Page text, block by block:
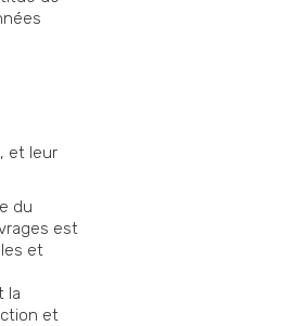
et leur
du
est
et
la
et